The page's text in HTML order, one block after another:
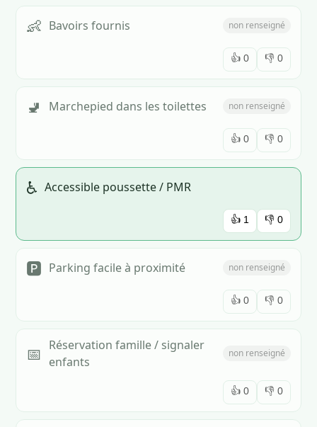
👶 Bavoirs fournis non renseigné
👍 0 👎 0
🚽 Marchepied dans les toilettes non renseigné
👍 0 👎 0
♿ Accessible poussette / PMR
👍 1 👎 0
🅿️ Parking facile à proximité non renseigné
👍 0 👎 0
📅 Réservation famille / signaler
enfants
non renseigné
👍 0 👎 0